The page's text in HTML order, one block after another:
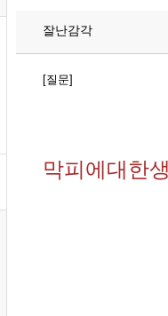
잘난감각
[질문]
막피에대한